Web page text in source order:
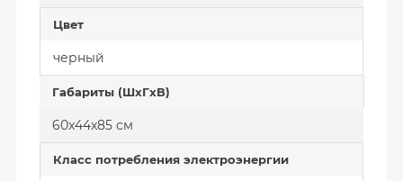
Цвет
черный
Габариты (ШxГxВ)
60x44x85 см
Класс потребления электроэнергии